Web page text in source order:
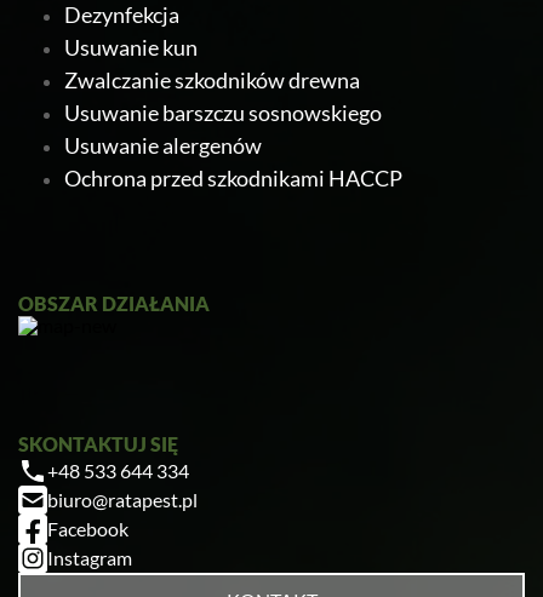
Zrobiłem/am już coś sam/a przed zabiegiem
— pomogłem czy zaszkodziłem?
OBSZAR DZIAŁANIA
Dezynfekcja
Usuwanie kun
Zwalczanie szkodników drewna
Usuwanie barszczu sosnowskiego
Usuwanie alergenów
Ochrona przed szkodnikami HACCP
SKONTAKTUJ SIĘ
+48 533 644 334
biuro@ratapest.pl
Facebook
Instagram